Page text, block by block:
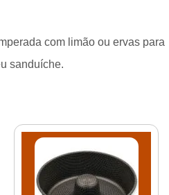
com limão ou ervas para
sanduíche.